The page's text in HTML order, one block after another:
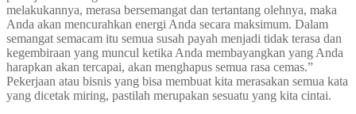
melakukannya, merasa bersemangat dan tertantang olehnya, maka
Anda akan mencurahkan energi Anda secara maksimum. Dalam
semangat semacam itu semua susah payah menjadi tidak terasa dan
kegembiraan yang muncul ketika Anda membayangkan yang Anda
harapkan akan tercapai, akan menghapus semua rasa cemas.”
Pekerjaan atau bisnis yang bisa membuat kita merasakan semua kata
yang dicetak miring, pastilah merupakan sesuatu yang kita cintai.